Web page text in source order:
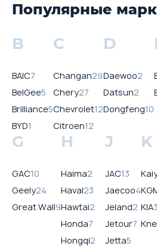
Популярные
B
BAIC7
BelGee5
Brilliance5
BYD1
C
Changan29
Chery27
Chevrolet12
Citroen12
D
Daewoo2
Datsun2
Dongfeng10
G
GAC10
Geely24
Great Wall9
H
Haima2
Haval23
Hawtai2
Honda7
Hongqi2
J
JAC13
Jaecoo4
Jeland2
Jetour7
Jetta5
K
KIA